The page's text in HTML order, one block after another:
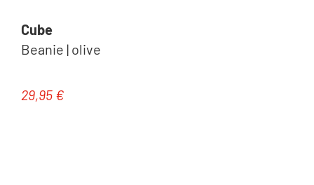
Cube
Beanie | olive
Regulärer Preis:
29,95 €